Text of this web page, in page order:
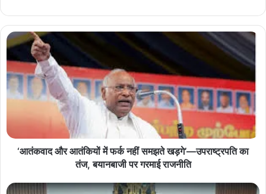
‘आतंकवाद और आतंकियों में फर्क नहीं समझते खड़गे’—उपराष्ट्रपति का
तंज, बयानबाजी पर गरमाई राजनीति